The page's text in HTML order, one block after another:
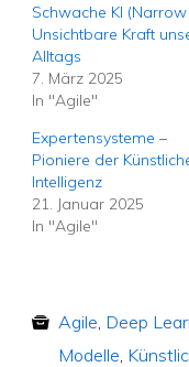
Schwache KI (Narrow
Unsichtbare Kraft
Alltags
7. März 2025
In "Agile"
Expertensysteme –
Pioniere der
Intelligenz
21. Januar 2025
In "Agile"
Agile Deep
Modelle